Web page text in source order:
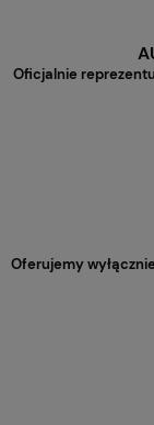
Oficjalnie
Oferujemy